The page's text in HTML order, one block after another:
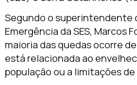
Segundo o superintendente
Emergência da SES, Marcos
maioria das quedas ocorre
está relacionada ao
população ou a limitações